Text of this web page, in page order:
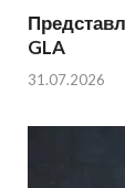
GLA
31.07.2026